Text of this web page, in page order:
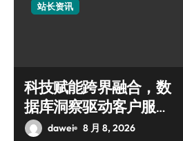
站长资讯
科技赋能跨界融合，数
据库洞察驱动客户服务
新升级
dawei 8 月 8, 2026